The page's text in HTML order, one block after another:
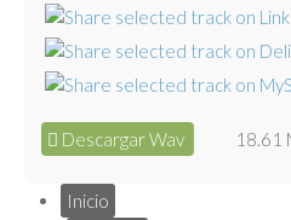
Descargar Wav 18.61
Inicio